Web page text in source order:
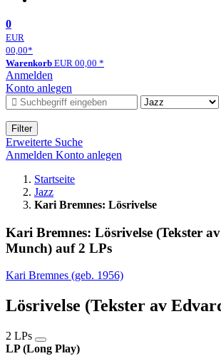
0
EUR
00,00*
Warenkorb EUR 00,00 *
Anmelden
Konto anlegen
Filter
Erweiterte Suche
Anmelden Konto anlegen
Startseite
Jazz
Kari Bremnes: Lösrivelse
Kari Bremnes: Lösrivelse (Tekster
Munch) auf 2 LPs
Kari Bremnes (geb. 1956)
Lösrivelse (Tekster av
2 LPs
LP (Long Play)